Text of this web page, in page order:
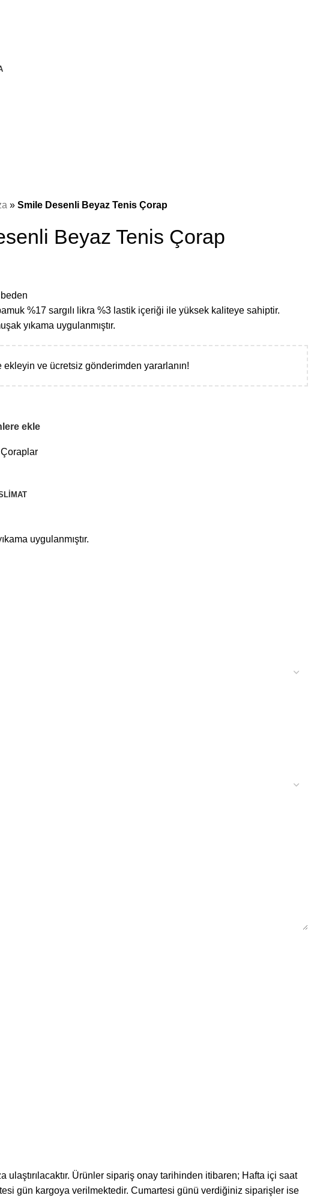
» Smile Desenli Beyaz Tenis Çorap
Beyaz Tenis Çorap
%17 sargılı likra %3 lastik içeriği ile yüksek kaliteye sahiptir.
yıkama uygulanmıştır.
ekleyin ve ücretsiz gönderimden yararlanın!
ekle
uygulanmıştır.
ulaştırılacaktır. Ürünler sipariş onay tarihinden itibaren; Hafta içi saat
gün kargoya verilmektedir. Cumartesi günü verdiğiniz siparişler ise